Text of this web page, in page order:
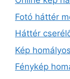
Fotó háttér
Háttér
Kép
Fénykép